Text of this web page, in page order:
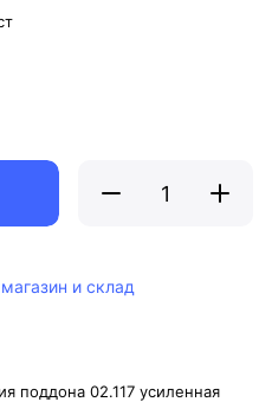
и склад
поддона 02.117 усиленная